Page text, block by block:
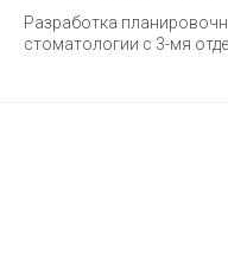
Разработка
стоматологии с 3-мя